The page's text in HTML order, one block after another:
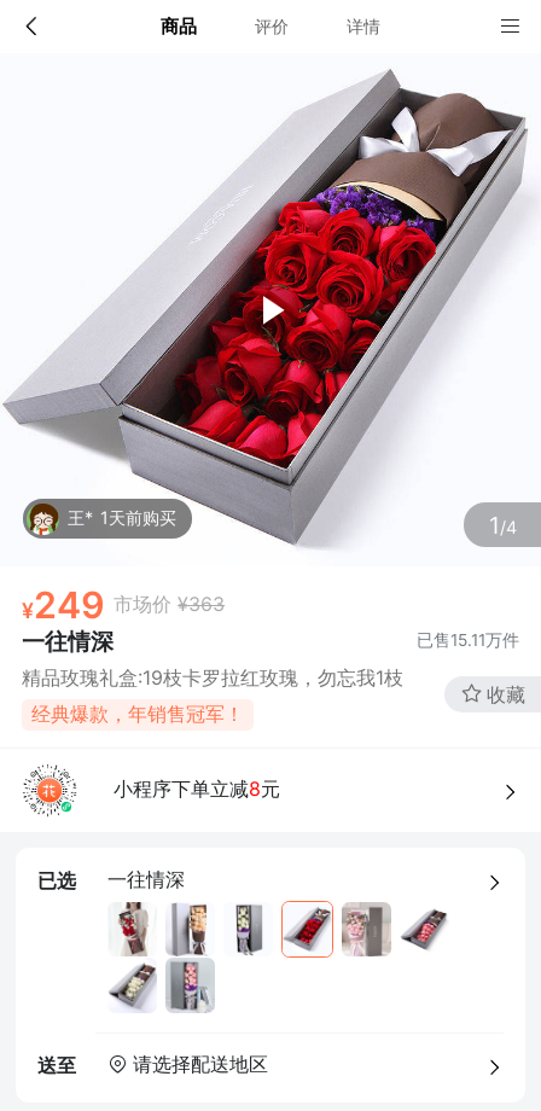
商品 评价 详情
1/4
王* 1天前购买
249 市场价 ¥363
一往情深 已售15.11万件
精品玫瑰礼盒:19枝卡罗拉红玫瑰，勿忘我1枝
经典爆款，年销售冠军！
收藏
小程序下单立减8元
已选 一往情深
送至 请选择配送地区
配送说明
限送100多个主要城市的市区及近郊：北京,上海,深圳,广
州,成都,武汉,南京,杭州,苏州,天津,西安,长沙,东莞,厦门,
佛山,沈阳,合肥,重庆,大连,郑州,青岛,太原,无锡,石家庄,济
南,宁波,哈尔滨,乌鲁木齐,贵阳,昆明,福州,长春,南昌,兰州,
珠海,南宁,中山,常州,金华,邯郸,泉州,海口,嘉兴,南通,呼和
浩特,廊坊,唐山,温州,徐州,绵阳,烟台,襄阳,保定,潍坊,镇
江,衡阳,包头,赣州,扬州,清远,荆州,莆田,汉中,洛阳,湛江,
九江,鞍山,大庆,秦皇岛,张家口,桂林,吉林,淄博,蚌埠,柳州,
遵义,邢台,宜春,漳州,三亚,宜宾,东营,临沂,德州,开封,大
同,龙岩,齐齐哈尔,连云港,新乡,黄冈,焦作,十堰,驻马店,信
阳,牡丹江,黄石,宝鸡,丹东,阜阳,北海,聊城,锦州,许昌,内
江,萍乡,安庆,承德,商丘,盘锦,乐山,沧州,河源,营口,平顶
山,临汾,韶关,日照,新余,晋城,松原,淮北,淮南,晋中,潮州,
滨州,自贡,六安,株州,濮阳,常熟,晋江,顺德,江阴,吴江,昆
山,义乌,惠阳,银川,温江,燕郊,新都,涿州,南沙,宜兴,即墨,
海安县,都江堰,增城,仙桃,菏泽
店铺信息
该地区暂无配送门店
确定